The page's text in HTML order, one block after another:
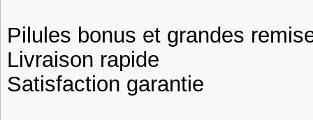
Pilules bonus et grandes
Livraison rapide
Satisfaction garantie